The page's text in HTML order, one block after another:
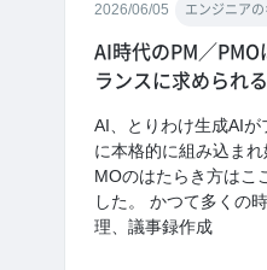
2026/06/05 エンジニア
AI時代のPM／
ランスに求められ
AI、とりわけ生成AI
に本格的に組み込ま
MOのはたらき方はこ
した。 かつて多くの
理、議事録作成